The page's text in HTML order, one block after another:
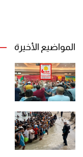
المواضيع الأخيرة